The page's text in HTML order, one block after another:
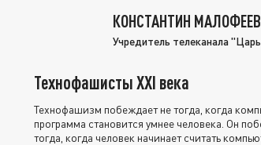
КОНСТАНТИН МАЛОФЕЕВ
Учредитель телеканала
Технофашисты XXI века
Технофашизм побеждает не тогда, когда
программа становится умнее человека. Он
тогда, когда человек начинает считать